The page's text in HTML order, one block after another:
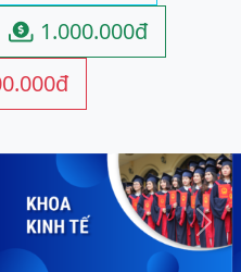
 1.000.000đ
Next